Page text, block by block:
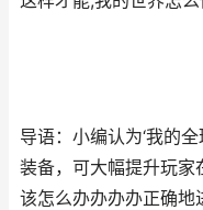
导语：小编认为‘我的
装备，可大幅提升玩家
该怎么办办办办正确地